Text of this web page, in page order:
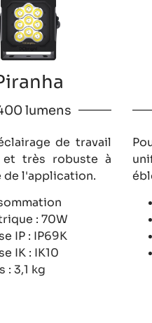
lumens
de travail
et très robuste à
de l'application.
: 70W
IP : IP69K
IK : IK10
: 3,1 kg